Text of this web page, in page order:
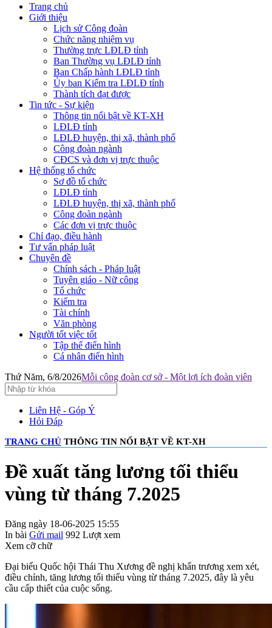
Trang chủ
Giới thiệu
Lịch sử Công đoàn
Chức năng nhiệm vụ
Thường trực LĐLĐ tỉnh
Ban Thường vụ LĐLĐ tỉnh
Ban Chấp hành LĐLĐ tỉnh
Ủy ban Kiểm tra LĐLĐ tỉnh
Thành tích đạt được
Tin tức - Sự kiện
Thông tin nổi bật về KT-XH
LĐLĐ tỉnh
LĐLĐ huyện, thị xã, thành phố
Công đoàn ngành
CĐCS và đơn vị trực thuộc
Hệ thống tổ chức
Sơ đồ tổ chức
LĐLĐ tỉnh
LĐLĐ huyện, thị xã, thành phố
Công đoàn ngành
Các đơn vị trực thuộc
Chỉ đạo, điều hành
Tư vấn pháp luật
Chuyên đề
Chính sách - Pháp luật
Tuyên giáo - Nữ công
Tổ chức
Kiểm tra
Tài chính
Văn phòng
Người tốt việc tốt
Tập thể điển hình
Cá nhân điển hình
Thứ Năm, 6/8/2026Mỗi công đoàn cơ sở - Một lợi ích đoàn viên
Liên Hệ - Góp Ý
Hỏi Đáp
TRANG CHỦ THÔNG TIN NỔI BẬT VỀ KT-XH
Đề xuất tăng lương tối thiểu
vùng từ tháng 7.2025
Đăng ngày 18-06-2025 15:55
In bài Gửi mail 992 Lượt xem
Xem cỡ chữ
Đại biểu Quốc hội Thái Thu Xương đề nghị khẩn trương xem xét,
điều chỉnh, tăng lương tối thiểu vùng từ tháng 7.2025, đây là yêu
cầu cấp thiết của cuộc sống.